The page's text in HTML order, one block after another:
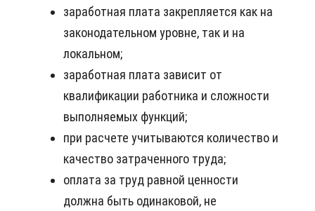
заработная плата закрепляется как на
законодательном уровне, так и на
локальном;
заработная плата зависит от
квалификации работника и сложности
выполняемых функций;
при расчете учитываются количество и
качество затраченного труда;
оплата за труд равной ценности
должна быть одинаковой, не